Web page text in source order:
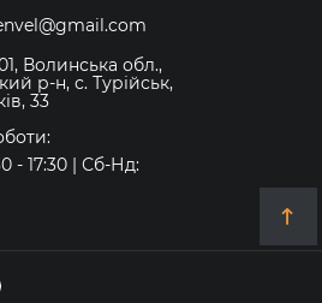
Волинська обл.,
р-н, с. Турійськ,
33
- 17:30 | Сб-Нд: